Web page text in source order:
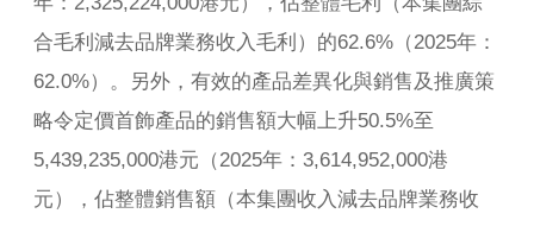
合毛利減去品牌業務收入毛利）的62.6%（2025年：
62.0%）。另外，有效的產品差異化與銷售及推廣策
略令定價首飾產品的銷售額大幅上升50.5%至
5,439,235,000港元（2025年：3,614,952,000港
元），佔整體銷售額（本集團收入減去品牌業務收